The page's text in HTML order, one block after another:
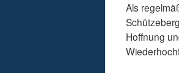
Als
Hoffnung